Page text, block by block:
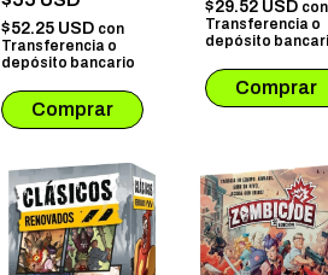
$52.25 USD con
Transferencia o
depósito bancario
$29.52 USD con
Transferencia o
depósito